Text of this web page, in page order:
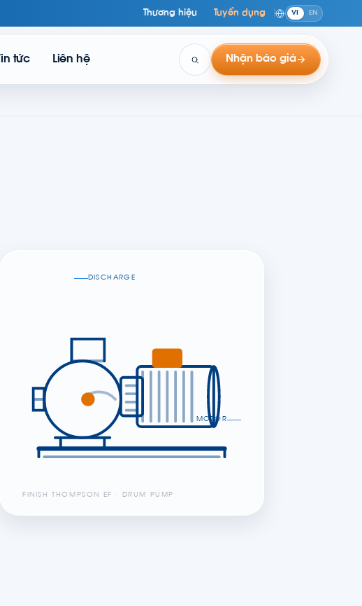
Thương hiệu Tuyển dụng VI EN
Tin tức Liên hệ Nhận báo giá
DISCHARGE
MOTOR
FINISH THOMPSON EF · DRUM PUMP